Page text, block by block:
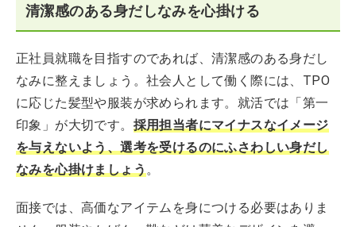
清潔感のある身だしなみを心掛ける
正社員就職を目指すのであれば、清潔感のある身だし
なみに整えましょう。社会人として働く際には、TPO
に応じた髪型や服装が求められます。就活では「第一
印象」が大切です。 採用担当者にマイナスなイメージ
を与えないよう、選考を受けるのにふさわしい身だし
なみを心掛けましょう 。
面接では、高価なアイテムを身につける必要はありま